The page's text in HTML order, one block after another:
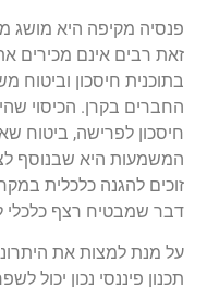
פנסיה מקיפה היא מושג
זאת רבים אינם מכירים
בתוכנית חיסכון
החברים בקרן. הכיסוי
חיסכון לפרישה, ביטוח
המשמעות היא שבנוסף
זוכים להגנה כלכלית
דבר שמבטיח רצף כלכלי
על מנת למצות את
תכנון פיננסי נכון יכול